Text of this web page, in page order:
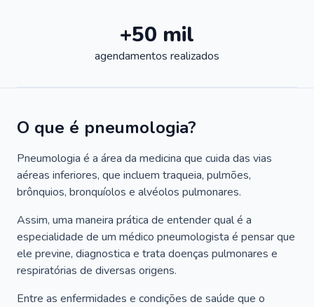
+50 mil
agendamentos realizados
O que é pneumologia?
Pneumologia é a área da medicina que cuida das vias
aéreas inferiores, que incluem traqueia, pulmões,
brônquios, bronquíolos e alvéolos pulmonares.
Assim, uma maneira prática de entender qual é a
especialidade de um médico pneumologista é pensar que
ele previne, diagnostica e trata doenças pulmonares e
respiratórias de diversas origens.
Entre as enfermidades e condições de saúde que o